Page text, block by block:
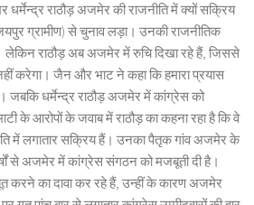
राठौड़ अजमेर की राजनीति में क्यों सक्रिय
ग्रामीण) से चुनाव लड़ा। उनकी राजनीतिक
लेकिन राठौड़ अब अजमेर में रुचि दिखा रहे हैं, जिससे
करेगा। जैन और भाट ने कहा कि हमारा प्रयास
धर्मेन्द्र राठौड़ अजमेर में कांग्रेस को
के आरोपों के जवाब में राठौड़ का कहना रहा है कि वे
में लगातार सक्रिय हैं। उनका पैतृक गांव अजमेर के
से अजमेर में कांग्रेस संगठन को मजबूती दी है।
का दावा कर रहे हैं, उन्हीं के कारण अजमेर